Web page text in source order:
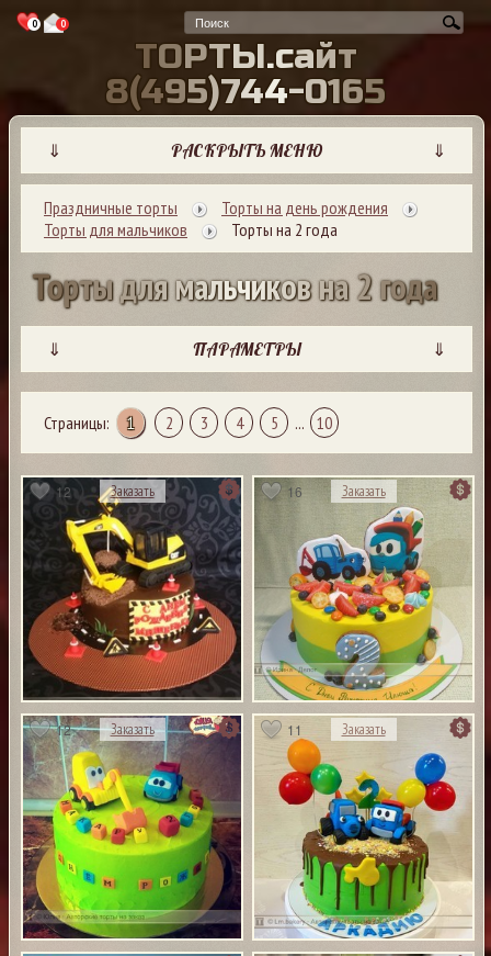
0 0
ТОРТЫ.сайт
8(495)744-0165
⇓ РАСКРЫТЬ МЕНЮ ⇓
Праздничные торты
Торты на день рождения
Торты для мальчиков
Торты на 2 года
Тортыдлямальчиковна2года
⇓ ПАРАМЕТРЫ ⇓
Страницы: 1 2 3 4 5 ... 10
12 Заказать 16 Заказать
12 Заказать 11 Заказать